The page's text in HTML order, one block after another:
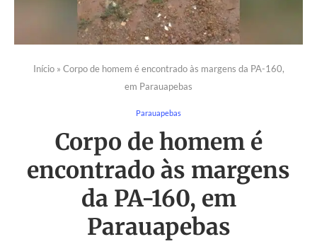
Início» Corpo de homem é encontrado às margens da PA-160,
em Parauapebas
Parauapebas
Corpo de homem é
encontrado às margens
da PA-160, em
Parauapebas